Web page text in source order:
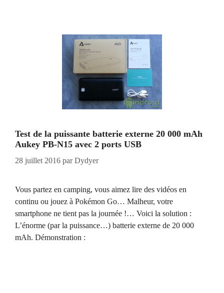
Test de la puissante batterie externe 20 000 mAh
Aukey PB-N15 avec 2 ports USB
28 juillet 2016 parDydyer
Vous partez en camping, vous aimez lire des vidéos en
continu ou jouez à Pokémon Go… Malheur, votre
smartphone ne tient pas la journée !… Voici la solution :
L’énorme (par la puissance…) batterie externe de 20 000
mAh. Démonstration :